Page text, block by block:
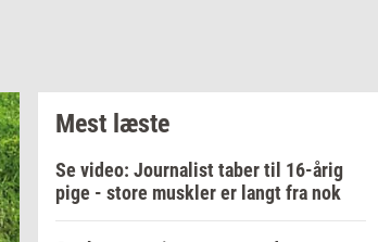
Mest læste
Se video: Journalist taber til 16-årig
pige - store muskler er langt fra nok